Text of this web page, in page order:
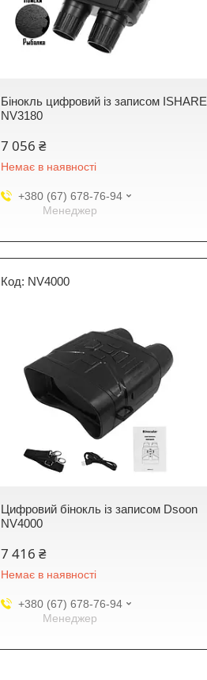
Бінокль цифровий із записом ISHARE
NV3180
7 056 ₴
Немає в наявності
+380 (67) 678-76-94
Менеджер
NV4000
Цифровий бінокль із записом Dsoon
NV4000
7 416 ₴
Немає в наявності
+380 (67) 678-76-94
Менеджер